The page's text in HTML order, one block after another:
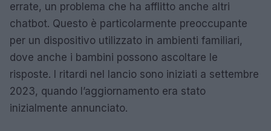
errate, un problema che ha afflitto anche altri
chatbot. Questo è particolarmente preoccupante
per un dispositivo utilizzato in ambienti familiari,
dove anche i bambini possono ascoltare le
risposte. I ritardi nel lancio sono iniziati a settembre
2023, quando l’aggiornamento era stato
inizialmente annunciato.